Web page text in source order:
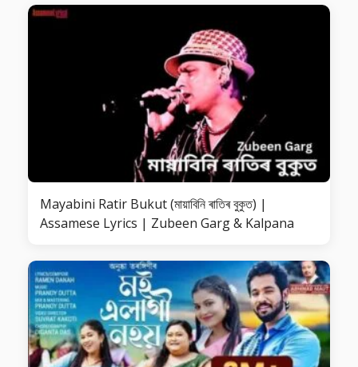
Mayabini Ratir Bukut (মায়াবিনি ৰাতিৰ বুকুত) |
Assamese Lyrics | Zubeen Garg & Kalpana